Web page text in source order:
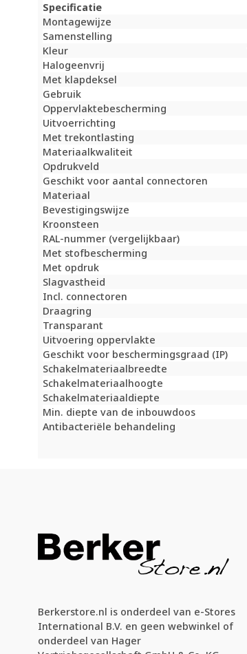
Specificatie
Montagewijze
Samenstelling
Kleur
Halogeenvrij
Met klapdeksel
Gebruik
Oppervlaktebescherming
Uitvoerrichting
Met trekontlasting
Materiaalkwaliteit
Opdrukveld
Geschikt voor aantal connectoren
Materiaal
Bevestigingswijze
Kroonsteen
RAL-nummer (vergelijkbaar)
Met stofbescherming
Met opdruk
Slagvastheid
Incl. connectoren
Draagring
Transparant
Uitvoering oppervlakte
Geschikt voor beschermingsgraad (IP)
Schakelmateriaalbreedte
Schakelmateriaalhoogte
Schakelmateriaaldiepte
Min. diepte van de inbouwdoos
Antibacteriële behandeling
Berkerstore.nl is onderdeel van e-Stores
International B.V. en geen webwinkel of
onderdeel van Hager